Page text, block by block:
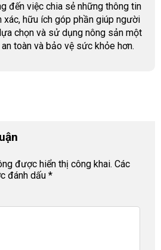
đến việc chia sẻ những thông tin
xác, hữu ích góp phần giúp người
chọn và sử dụng nông sản một
toàn và bảo vệ sức khỏe hơn.
được hiển thị công khai. Các
đánh dấu *